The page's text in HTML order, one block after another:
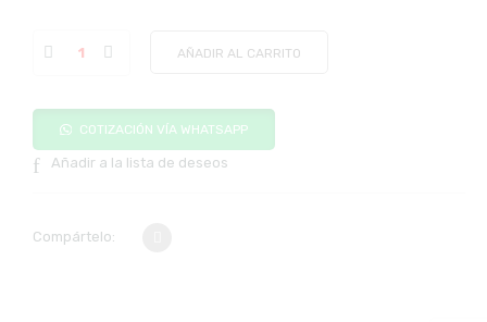
AÑADIR AL CARRITO
COTIZACIÓN VÍA WHATSAPP
Añadir a la lista de deseos
Compártelo: